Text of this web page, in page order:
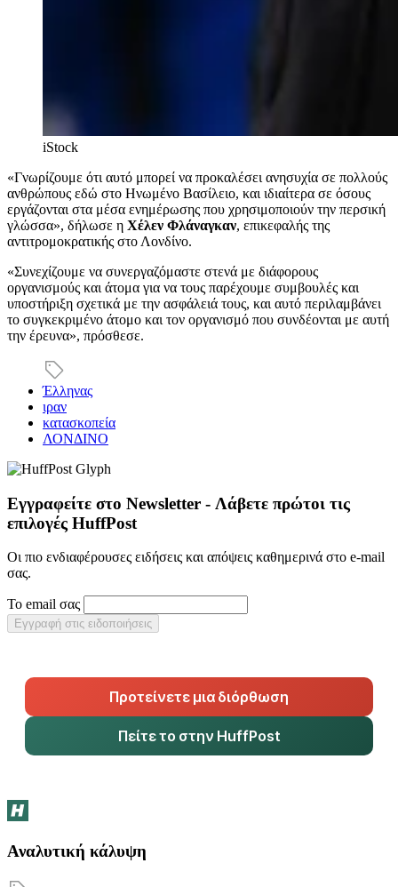
iStock
«Γνωρίζουμε ότι αυτό μπορεί να προκαλέσει ανησυχία σε πολλούς
ανθρώπους εδώ στο Ηνωμένο Βασίλειο, και ιδιαίτερα σε όσους
εργάζονται στα μέσα ενημέρωσης που χρησιμοποιούν την περσική
γλώσσα», δήλωσε η Χέλεν Φλάναγκαν, επικεφαλής της
αντιτρομοκρατικής στο Λονδίνο.
«Συνεχίζουμε να συνεργαζόμαστε στενά με διάφορους
οργανισμούς και άτομα για να τους παρέχουμε συμβουλές και
υποστήριξη σχετικά με την ασφάλειά τους, και αυτό περιλαμβάνει
το συγκεκριμένο άτομο και τον οργανισμό που συνδέονται με αυτή
την έρευνα», πρόσθεσε.
Έλληνας
ιραν
κατασκοπεία
ΛΟΝΔΙΝΟ
Εγγραφείτε στο Newsletter - Λάβετε πρώτοι τις
επιλογές HuffPost
Οι πιο ενδιαφέρουσες ειδήσεις και απόψεις καθημερινά στο e-mail
σας.
Το email σας
Εγγραφή στις ειδοποιήσεις
Προτείνετε μια διόρθωση
Πείτε το στην HuffPost
Αναλυτική κάλυψη